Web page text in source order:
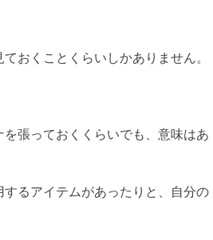
おくことくらいしかありません。
張っておくくらいでも、意味はあ
るアイテムがあったりと、自分の